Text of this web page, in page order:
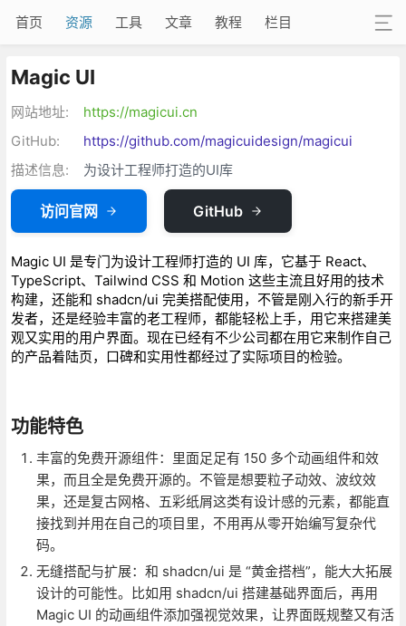
首页 资源 工具 文章 教程 栏目
Magic UI
网站地址:
https://magicui.cn
GitHub:
https://github.com/magicuidesign/magicui
描述信息:
为设计工程师打造的UI库
访问官网 GitHub
Magic UI 是专门为设计工程师打造的 UI 库，它基于 React、
TypeScript、Tailwind CSS 和 Motion 这些主流且好用的技术
构建，还能和 shadcn/ui 完美搭配使用，不管是刚入行的新手开
发者，还是经验丰富的老工程师，都能轻松上手，用它来搭建美
观又实用的用户界面。现在已经有不少公司都在用它来制作自己
的产品着陆页，口碑和实用性都经过了实际项目的检验。
功能特色
丰富的免费开源组件：里面足足有 150 多个动画组件和效
果，而且全是免费开源的。不管是想要粒子动效、波纹效
果，还是复古网格、五彩纸屑这类有设计感的元素，都能直
接找到并用在自己的项目里，不用再从零开始编写复杂代
码。
无缝搭配与扩展：和 shadcn/ui 是 “黄金搭档”，能大大拓展
设计的可能性。比如用 shadcn/ui 搭建基础界面后，再用
Magic UI 的动画组件添加强视觉效果，让界面既规整又有活